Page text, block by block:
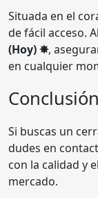
Situada en el
de fácil acceso.
(Hoy) ✸,
en cualquier
Conclusión
Si buscas un
dudes en
con la calidad y
mercado.